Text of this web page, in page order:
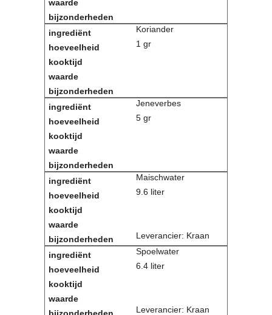
Koriander
1 gr
Jeneverbes
5 gr
Maischwater
9.6 liter
Leverancier: Kraan
Spoelwater
6.4 liter
Leverancier: Kraan